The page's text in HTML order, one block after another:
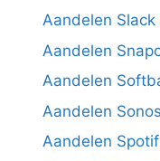
Aandelen Slack
Aandelen
Aandelen
Aandelen
Aandelen